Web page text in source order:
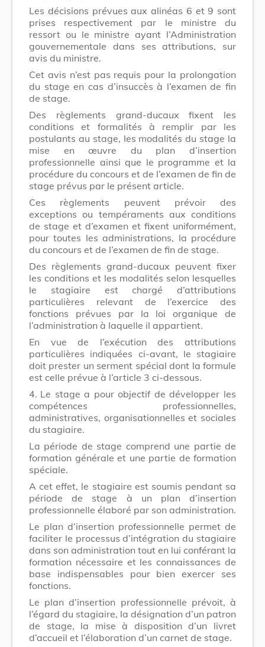
Les décisions prévues aux alinéas 6 et 9 sont
prises respectivement par le ministre du
ressort ou le ministre ayant l’Administration
gouvernementale dans ses attributions, sur
avis du ministre.
Cet avis n’est pas requis pour la prolongation
du stage en cas d’insuccès à l’examen de fin
de stage.
Des règlements grand-ducaux fixent les
conditions et formalités à remplir par les
postulants au stage, les modalités du stage la
mise en œuvre du plan d’insertion
professionnelle ainsi que le programme et la
procédure du concours et de l’examen de fin de
stage prévus par le présent article.
Ces règlements peuvent prévoir des
exceptions ou tempéraments aux conditions
de stage et d’examen et fixent uniformément,
pour toutes les administrations, la procédure
du concours et de l’examen de fin de stage.
Des règlements grand-ducaux peuvent fixer
les conditions et les modalités selon lesquelles
le stagiaire est chargé d’attributions
particulières relevant de l’exercice des
fonctions prévues par la loi organique de
l’administration à laquelle il appartient.
En vue de l’exécution des attributions
particulières indiquées ci-avant, le stagiaire
doit prester un serment spécial dont la formule
est celle prévue à l’article 3 ci-dessous.
4. Le stage a pour objectif de développer les
compétences professionnelles,
administratives, organisationnelles et sociales
du stagiaire.
La période de stage comprend une partie de
formation générale et une partie de formation
spéciale.
A cet effet, le stagiaire est soumis pendant sa
période de stage à un plan d’insertion
professionnelle élaboré par son administration.
Le plan d’insertion professionnelle permet de
faciliter le processus d’intégration du stagiaire
dans son administration tout en lui conférant la
formation nécessaire et les connaissances de
base indispensables pour bien exercer ses
fonctions.
Le plan d’insertion professionnelle prévoit, à
l’égard du stagiaire, la désignation d’un patron
de stage, la mise à disposition d’un livret
d’accueil et l’élaboration d’un carnet de stage.